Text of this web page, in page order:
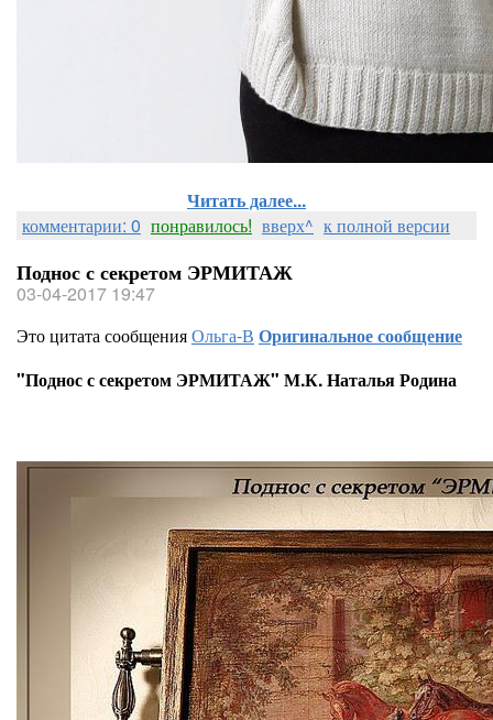
Читать далее...
комментарии: 0 понравилось! вверх^ к полной версии
Поднос с секретом ЭРМИТАЖ
03-04-2017 19:47
Это цитата сообщенияОльга-В Оригинальное сообщение
"Поднос с секретом ЭРМИТАЖ" М.К. Наталья Родина